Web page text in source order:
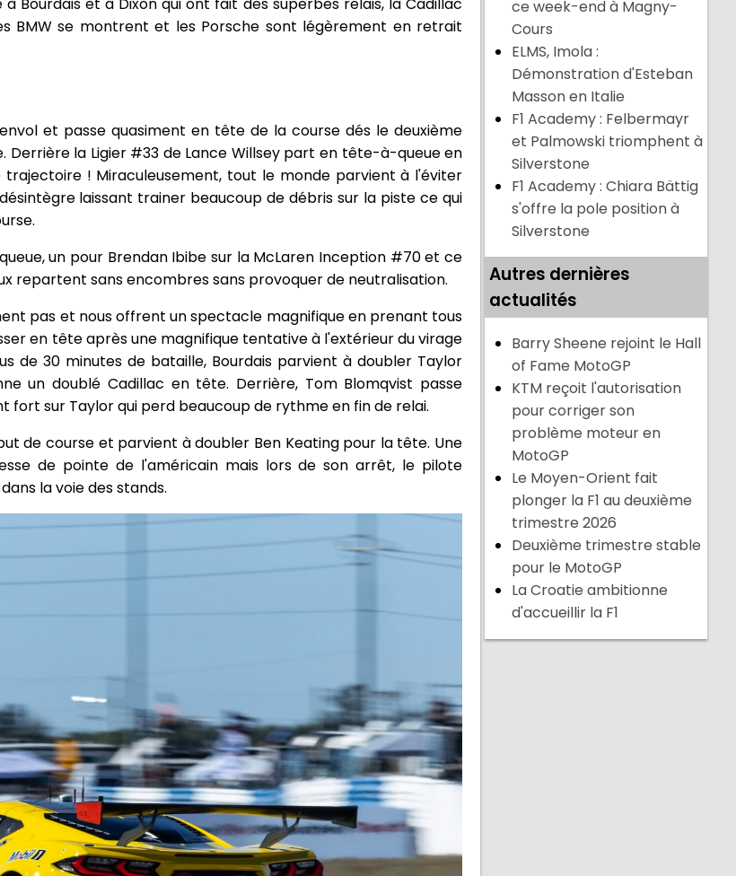
BMW se montrent et les Porsche sont légèrement en retrait
et passe quasiment en tête de la course dés le deuxième
Derrière la Ligier #33 de Lance Willsey part en tête-à-queue en
trajectoire ! Miraculeusement, tout le monde parvient à l'éviter
laissant trainer beaucoup de débris sur la piste ce qui
un pour Brendan Ibibe sur la McLaren Inception #70 et ce
repartent sans encombres sans provoquer de neutralisation.
pas et nous offrent un spectacle magnifique en prenant tous
en tête après une magnifique tentative à l'extérieur du virage
de 30 minutes de bataille, Bourdais parvient à doubler Taylor
un doublé Cadillac en tête. Derrière, Tom Blomqvist passe
sur Taylor qui perd beaucoup de rythme en fin de relai.
de course et parvient à doubler Ben Keating pour la tête. Une
de pointe de l'américain mais lors de son arrêt, le pilote
la voie des stands.
ce week-end à Magny-
Cours
ELMS, Imola :
Démonstration d'Esteban
Masson en Italie
F1 Academy : Felbermayr
et Palmowski triomphent à
Silverstone
F1 Academy : Chiara Bättig
s'offre la pole position à
Silverstone
Autres dernières
actualités
Barry Sheene rejoint le Hall
of Fame MotoGP
KTM reçoit l'autorisation
pour corriger son
problème moteur en
MotoGP
Le Moyen-Orient fait
plonger la F1 au deuxième
trimestre 2026
Deuxième trimestre stable
pour le MotoGP
La Croatie ambitionne
d'accueillir la F1